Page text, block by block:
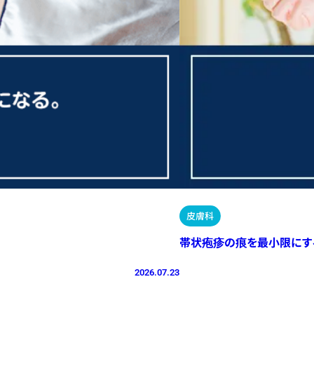
2026.07.23
皮膚科
帯状疱疹の痕を最小限にす